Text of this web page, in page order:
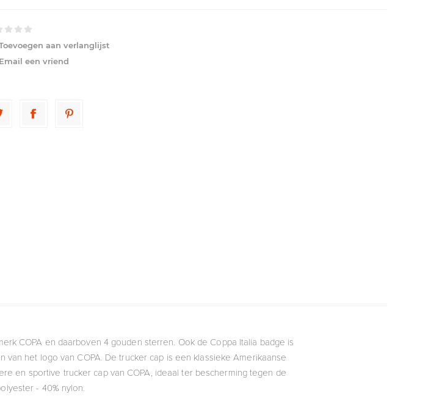
aan verlanglijst
Email een vriend
COPA en daarboven 4 gouden sterren. Ook de Coppa Italia badge is
het logo van COPA. De trucker cap is een klassieke Amerikaanse
en sportive trucker cap van COPA, ideaal ter bescherming tegen de
- 40% nylon.